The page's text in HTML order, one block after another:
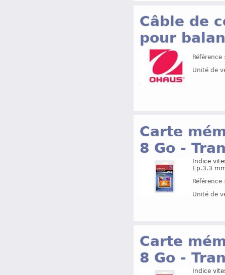
Câble de
pour
Unité de
Carte
8 Go -
Indice
Ep.3.3
Unité de
Carte
8 Go -
Indice